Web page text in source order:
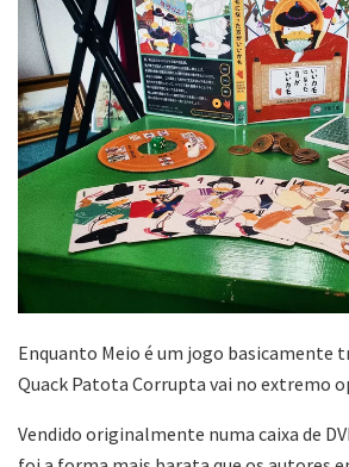
Enquanto Meio é um jogo basicamente
Quack Patota Corrupta vai no extremo
Vendido originalmente numa caixa de